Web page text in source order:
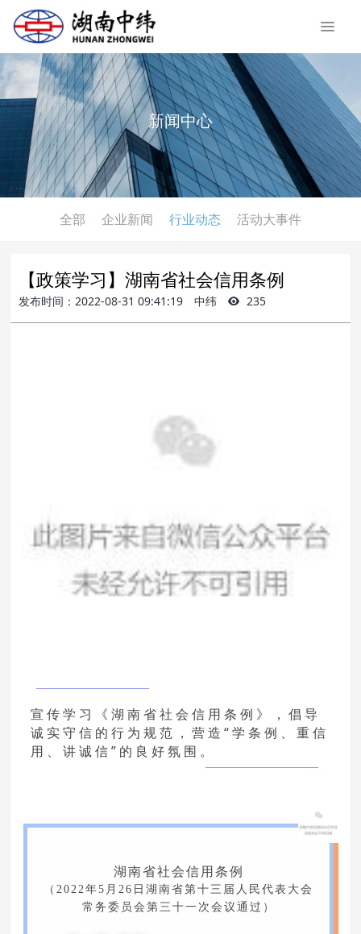
新闻中心
全部 企业新闻 行业动态 活动大事件
【政策学习】湖南省社会信用条例
发布时间：2022-08-31 09:41:19 中纬 235
宣传学习《湖南省社会信用条例》，倡导
诚实守信的行为规范，营造“学条例、重信
用、讲诚信”的良好氛围。
湖南省社会信用条例
（2022年5月26日湖南省第十三届人民代表大会
常务委员会第三十一次会议通过）